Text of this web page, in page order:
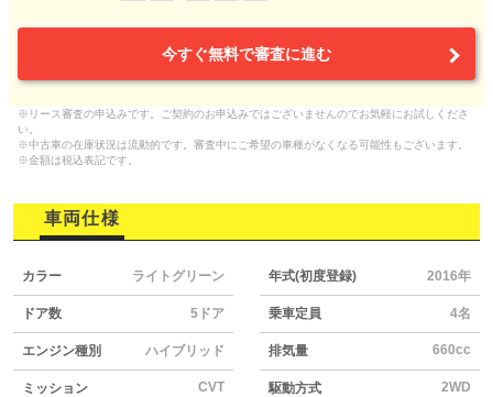
今すぐ無料で審査に進む
※リース審査の申込みです。ご契約のお申込みではございませんのでお気軽にお試しくださ
い。
※中古車の在庫状況は流動的です。審査中にご希望の車種がなくなる可能性もございます。
※金額は税込表記です。
車両仕様
カラー ライトグリーン 年式(初度登録) 2016年
ドア数 5ドア 乗車定員 4名
エンジン種別 ハイブリッド 排気量 660cc
ミッション CVT 駆動方式 2WD